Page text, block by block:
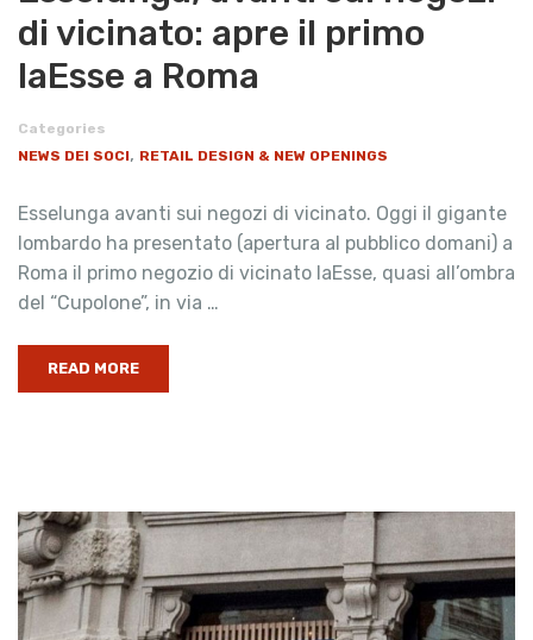
di vicinato: apre il primo
laEsse a Roma
Categories
NEWS DEI SOCI, RETAIL DESIGN & NEW OPENINGS
Esselunga avanti sui negozi di vicinato. Oggi il gigante
lombardo ha presentato (apertura al pubblico domani) a
Roma il primo negozio di vicinato laEsse, quasi all’ombra
del “Cupolone”, in via …
READ MORE